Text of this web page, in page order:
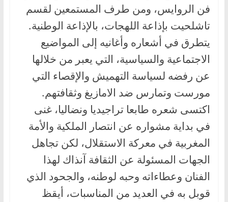
فن الروايس، ومن طرف المستمعين لقسم
تاشلحيت بإذاعة اللهجات، بالإذاعة الوطنية.
يتطرق في أشعاره وأغانيه إلى المواضيع
الاجتماعية والسياسية، التي يعبر من خلالها
عن رفضه لسياسة التهميش والإقصاء التي
مورست وتمارس ضد الامازيغ وثقافتهم.
اكتسى شعره طابعا تراجيديا ونضاليا، غنى
في بداية مشواره عن انتصار الملكية والأمة
المغربية في معركة الاستقلال، لكن تجاهل
الجهات المسئولة عن الثقافة آنذاك لهذا
الفنان وعطاءاته وحبه لوطنه، والجحود الذي
قوبل به في العديد من المناسبات، أيقظ